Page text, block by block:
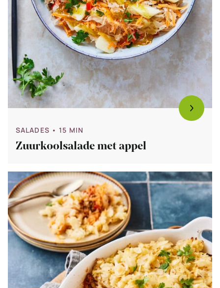
SALADES • 15 MIN
Zuurkoolsalade met appel
Bekijk
Zuurkool
ovenschotel
met
knolselderij